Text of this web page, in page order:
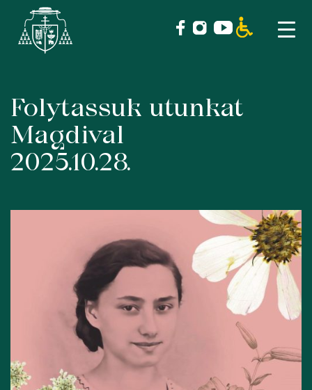
Skip
content
Folytassuk utunkat
Magdival
2025.10.28.